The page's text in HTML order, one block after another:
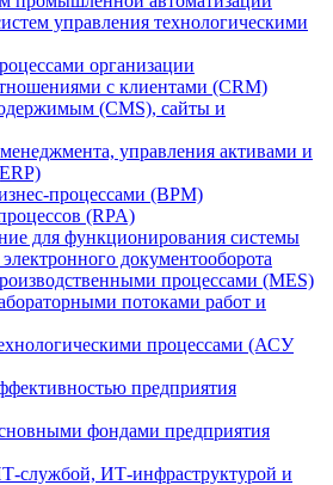
управления технологическими
организации
с клиентами (CRM)
(CMS), сайты и
управления активами и
процессами (BPM)
(RPA)
для функционирования системы
документооборота
процессами (MES)
потоками работ и
процессами (АСУ
предприятия
фондами предприятия
службой, ИТ-инфраструктурой и